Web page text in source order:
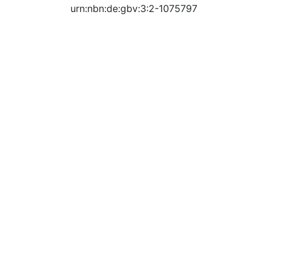
urn:nbn:de:gbv:3:2-1075797